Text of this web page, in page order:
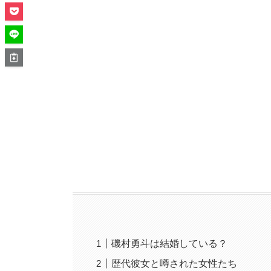
磯村勇斗は結婚している？
歴代彼女と噂された女性たち